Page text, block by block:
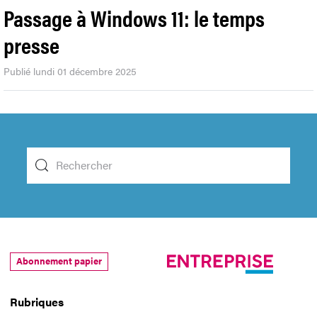
Passage à Windows 11: le temps
presse
Publié lundi 01 décembre 2025
Rubriques
Abonnement papier